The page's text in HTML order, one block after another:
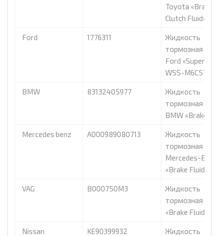
Toyota «Brake
Clutch Fluid», 1л.
Ford 1776311
Жидкость
тормозная dot
Ford «Super
WSS-M6C57-
BMW 83132405977
Жидкость
тормозная dot
BMW «Brake
Mercedes benz A000989080713
Жидкость
тормозная dot
Mercedes-Benz
«Brake Fluid
VAG B000750M3
Жидкость
тормозная dot
«Brake Fluid», 1л.
Nissan KE90399932
Жидкость